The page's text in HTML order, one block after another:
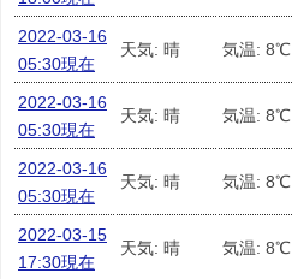
2022-03-16
05:30現在
天気: 晴 気温: 8℃
2022-03-16
05:30現在
天気: 晴 気温: 8℃
2022-03-16
05:30現在
天気: 晴 気温: 8℃
2022-03-15
17:30現在
天気: 晴 気温: 8℃